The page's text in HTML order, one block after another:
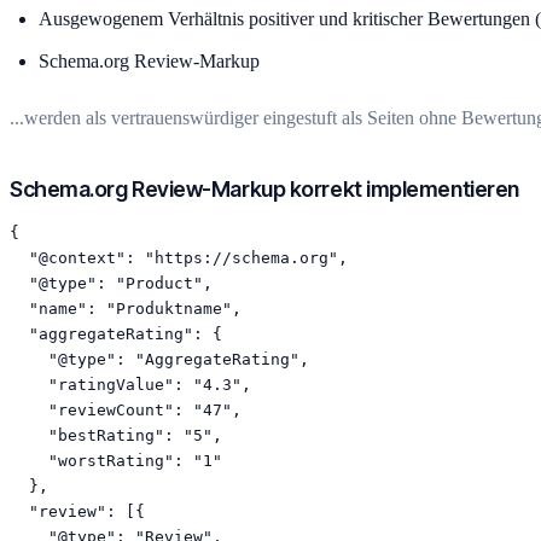
Ausgewogenem Verhältnis positiver und kritischer Bewertungen
Schema.org Review-Markup
...werden als vertrauenswürdiger eingestuft als Seiten ohne
Schema.org Review-Markup korrekt implementieren
{
  "@context": "https://schema.org",
  "@type": "Product",
  "name": "Produktname",
  "aggregateRating": {
    "@type": "AggregateRating",
    "ratingValue": "4.3",
    "reviewCount": "47",
    "bestRating": "5",
    "worstRating": "1"
  },
  "review": [{
    "@type": "Review",